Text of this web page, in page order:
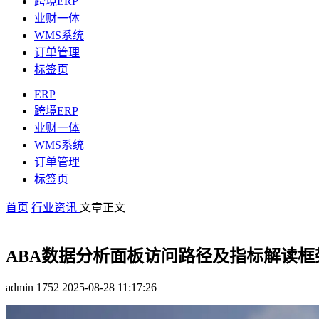
业财一体
WMS系统
订单管理
标签页
ERP
跨境ERP
业财一体
WMS系统
订单管理
标签页
首页 行业资讯 文章正文
ABA数据分析面板访问路径及指标解读框
admin 1752 2025-08-28 11:17:26